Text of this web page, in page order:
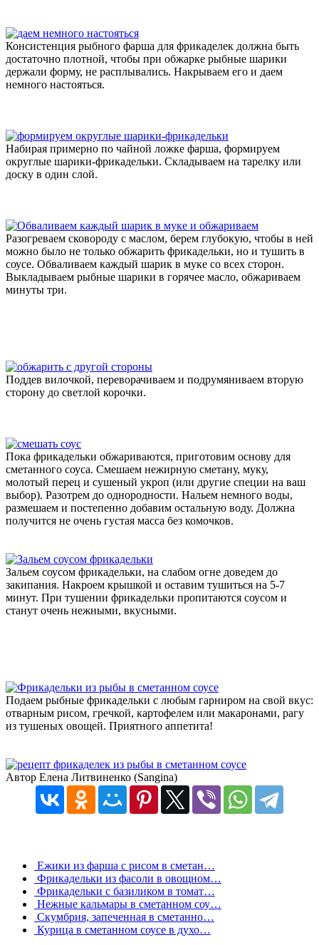
Консистенция рыбного фарша для фрикаделек должна быть
достаточно плотной, чтобы при обжарке рыбные шарики
держали форму, не расплывались. Накрываем его и даем
немного настояться.
Набирая примерно по чайной ложке фарша, формируем
округлые шарики-фрикадельки. Складываем на тарелку или
доску в один слой.
Разогреваем сковороду с маслом, берем глубокую, чтобы в ней
можно было не только обжарить фрикадельки, но и тушить в
соусе. Обваливаем каждый шарик в муке со всех сторон.
Выкладываем рыбные шарики в горячее масло, обжариваем
минуты три.
Поддев вилочкой, переворачиваем и подрумяниваем вторую
сторону до светлой корочки.
Пока фрикадельки обжариваются, приготовим основу для
сметанного соуса. Смешаем нежирную сметану, муку,
молотый перец и сушеный укроп (или другие специи на ваш
выбор). Разотрем до однородности. Нальем немного воды,
размешаем и постепенно добавим остальную воду. Должна
получится не очень густая масса без комочков.
Зальем соусом фрикадельки, на слабом огне доведем до
закипания. Накроем крышкой и оставим тушиться на 5-7
минут. При тушении фрикадельки пропитаются соусом и
станут очень нежными, вкусными.
Подаем рыбные фрикадельки с любым гарниром на свой вкус:
отварным рисом, гречкой, картофелем или макаронами, рагу
из тушеных овощей. Приятного аппетита!
Автор Елена Литвиненко (Sangina)
Ежики из фарша с рисом в сметан…
Фрикадельки из фасоли в овощном…
Фрикадельки с базиликом в томат…
Нежные кальмары в сметанном соу…
Скумбрия, запеченная в сметанно…
Курица в сметанном соусе в духо…